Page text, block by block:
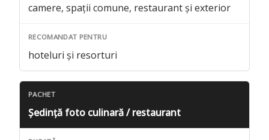
camere, spații comune, restaurant și exterior
hoteluri și resorturi
Ședință foto culinară / restaurant